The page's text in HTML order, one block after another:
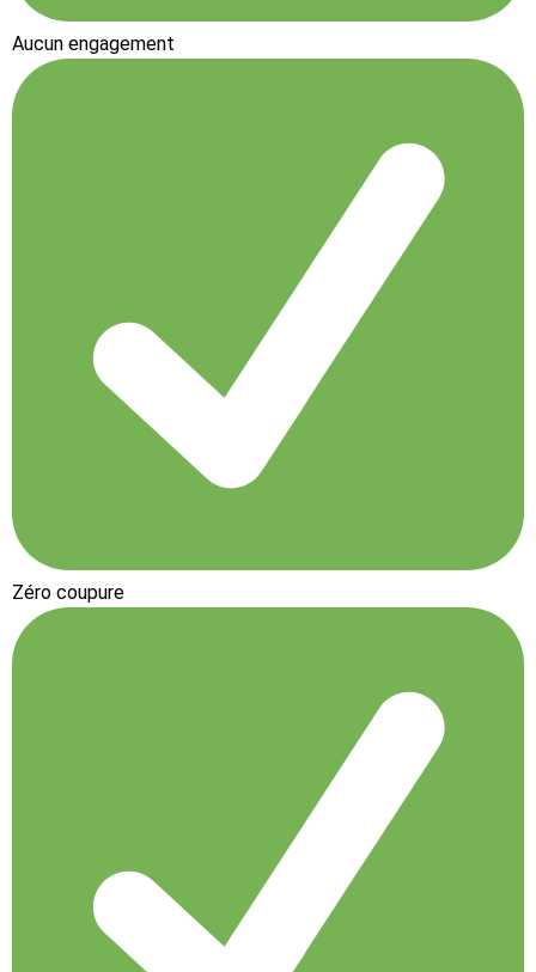
Aucun engagement
Zéro coupure